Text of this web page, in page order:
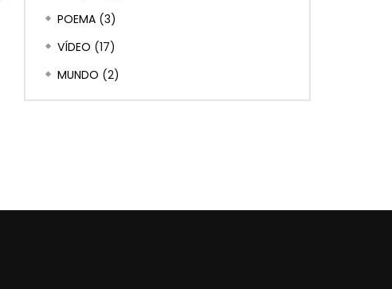
POEMA (3)
VÍDEO (17)
MUNDO (2)